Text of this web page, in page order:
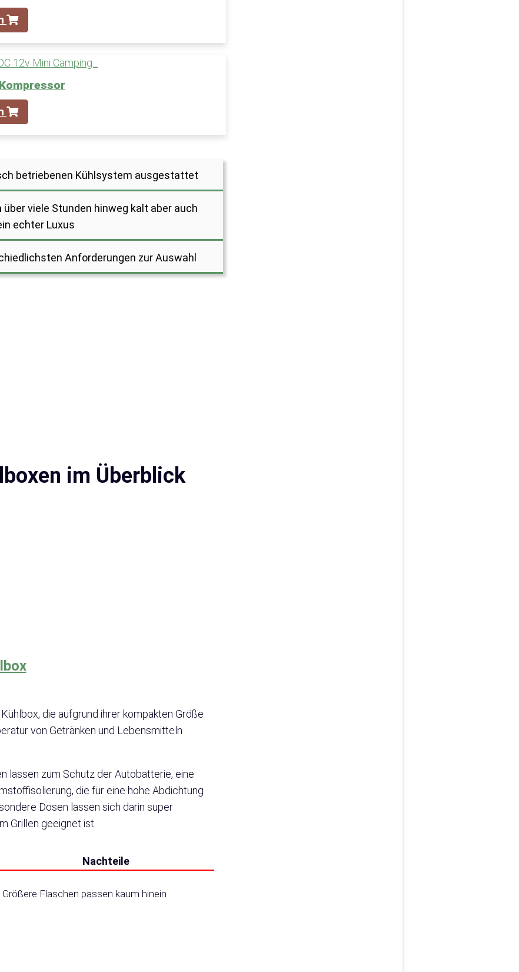
betriebenen Kühlsystem ausgestattet
viele Stunden hinweg kalt aber auch
echter Luxus
Anforderungen zur Auswahl
im Überblick
die aufgrund ihrer kompakten Größe
von Getränken und Lebensmitteln
lassen zum Schutz der Autobatterie, eine
die für eine hohe Abdichtung
Dosen lassen sich darin super
Grillen geeignet ist.
Nachteile
Größere Flaschen passen kaum hinein